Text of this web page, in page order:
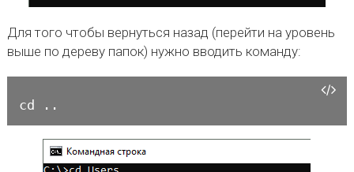
Для того чтобы вернуться назад (перейти на уровень
выше по дереву папок) нужно вводить команду:
cd ..